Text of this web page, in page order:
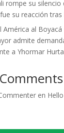
rompe su
su reacción tras
América al
admite
a Yhormar
en